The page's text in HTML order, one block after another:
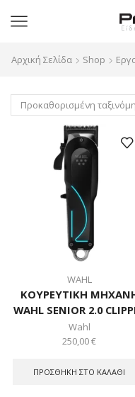
Αρχική Σελίδα Shop
WAHL
ΚΟΥΡΕΥΤΙΚΗ
WAHL SENIOR 2.0
Wahl
250,00€
ΠΡΟΣΘΉΚΗ ΣΤΟ ΚΑΛΆΘΙ